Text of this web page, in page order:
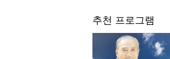
추천 프로그램